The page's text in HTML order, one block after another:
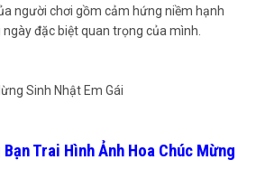
người chơi gồm cảm hứng niềm hạnh
đặc biệt quan trọng của mình.
Trai Hình Ảnh Hoa Chúc Mừng